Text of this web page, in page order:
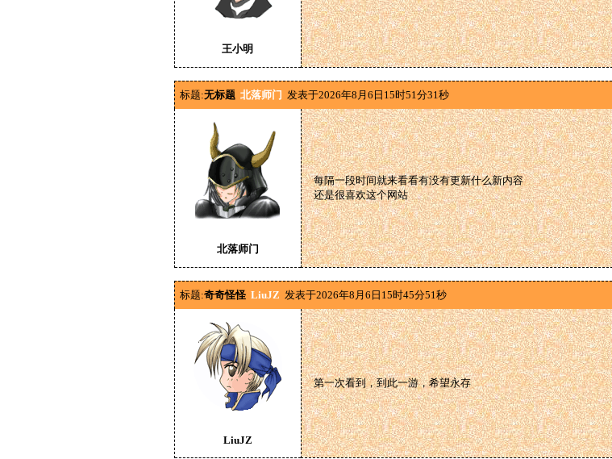
王小明
标题:无标题 北落师门 发表于2026年8月6日15时51分31秒
北落师门
每隔一段时间就来看看有没有更新什么新内容
还是很喜欢这个网站
标题:奇奇怪怪 LiuJZ 发表于2026年8月6日15时45分51秒
LiuJZ
第一次看到，到此一游，希望永存